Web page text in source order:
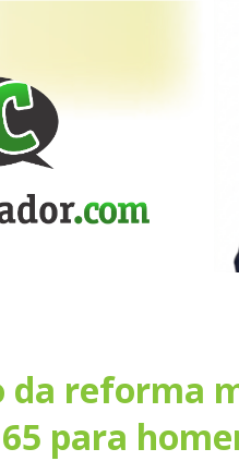
da reforma
para